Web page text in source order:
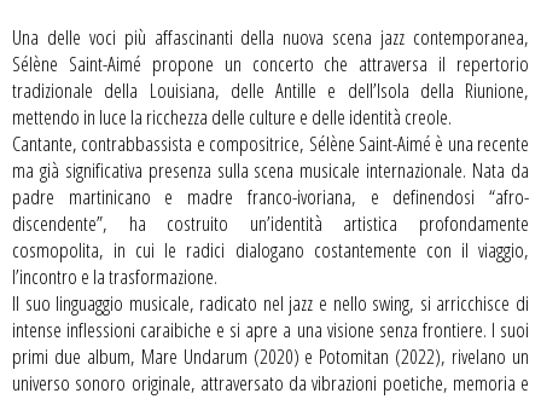
Una delle voci più affascinanti della nuova scena jazz contemporanea,
Sélène Saint-Aimé propone un concerto che attraversa il repertorio
tradizionale della Louisiana, delle Antille e dell’Isola della Riunione,
mettendo in luce la ricchezza delle culture e delle identità creole.
Cantante, contrabbassista e compositrice, Sélène Saint-Aimé è una recente
ma già significativa presenza sulla scena musicale internazionale. Nata da
padre martinicano e madre franco-ivoriana, e definendosi “afro-
discendente”, ha costruito un’identità artistica profondamente
cosmopolita, in cui le radici dialogano costantemente con il viaggio,
l’incontro e la trasformazione.
Il suo linguaggio musicale, radicato nel jazz e nello swing, si arricchisce di
intense inflessioni caraibiche e si apre a una visione senza frontiere. I suoi
primi due album, Mare Undarum (2020) e Potomitan (2022), rivelano un
universo sonoro originale, attraversato da vibrazioni poetiche, memoria e